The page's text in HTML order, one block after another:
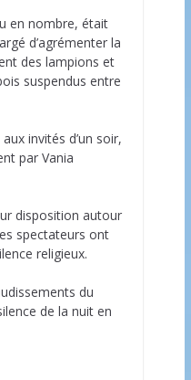
en nombre, était
d’agrémenter la
des lampions et
suspendus entre
invités d’un soir,
par Vania
disposition autour
spectateurs ont
religieux.
du
de la nuit en